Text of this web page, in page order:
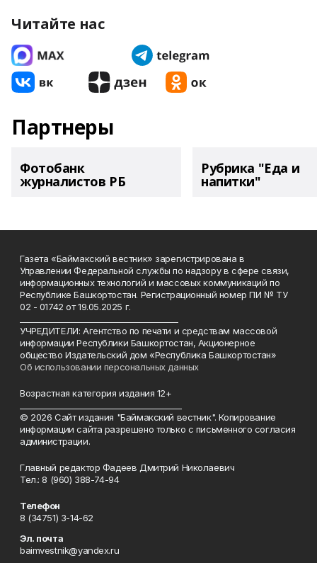
Читайте нас
Партнеры
Фотобанк
журналистов РБ
Рубрика "Еда и
напитки"
Газета «Баймакский вестник» зарегистрирована в
Управлении Федеральной службы по надзору в сфере связи,
информационных технологий и массовых коммуникаций по
Республике Башкортостан. Регистрационный номер ПИ № ТУ
02 - 01742 от 19.05.2025 г.
УЧРЕДИТЕЛИ: Агентство по печати и средствам массовой
информации Республики Башкортостан, Акционерное
общество Издательский дом «Республика Башкортостан»
Об использовании персональных данных
Возрастная категория издания 12+
© 2026 Сайт издания "Баймакский вестник". Копирование
информации сайта разрешено только с письменного согласия
администрации.
Главный редактор Фадеев Дмитрий Николаевич
Тел.: 8 (960) 388-74-94
Телефон
8 (34751) 3-14-62
Эл. почта
baimvestnik@yandex.ru